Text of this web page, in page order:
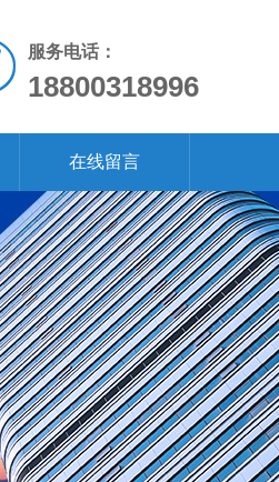
服务电话：
18800318996
在线留言